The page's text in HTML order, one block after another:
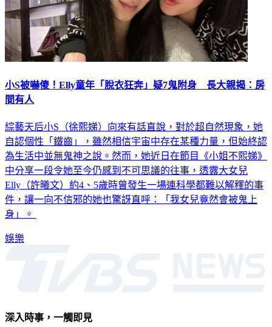
小S被嚇傻！Elly童年「脫衣狂奔」疑7鬼附身 長大親揭：房
間有人
綜藝天后小S（徐熙娣）向來有話直說，對於超自然現象，她
自認個性「鐵齒」，雖然相信宇宙中存在某種力量，但始終認
為生活中並無鬼神之說。然而，她近日在節目《小姐不熙娣》
中分享一段令她至今仍感到不可思議的往事，透露大女兒
Elly（許曦文）約4、5歲時曾發生一場連科學都難以解釋的事
件，讓一向不信邪的她也驚訝直呼：「我女兒竟然會被鬼上
身」。
娛樂
深入時事，一觸即見